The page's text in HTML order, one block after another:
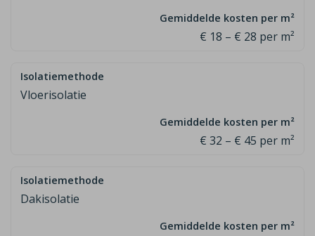
€ 18 – € 28 per m²
Vloerisolatie
€ 32 – € 45 per m²
Dakisolatie